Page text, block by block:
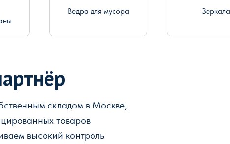
Ведра для мусора Зеркала
складом в Москве,
товаров
высокий контроль